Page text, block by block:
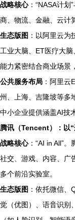
战略核心：“NASA计划
商、物流、金融、云计
生态版图 ：以阿里云
工业大脑、ET医疗大
能力紧密结合商业场景
公共服务布局 ：阿里
州、上海、吉隆坡等多
中小企业提供涵盖AI技
腾讯（Tencent）：以
战略核心：“AI in All”
社交、游戏、内容、广
多个前沿实验室。
生态版图 ：依托微信
觉（优图）、语音识别